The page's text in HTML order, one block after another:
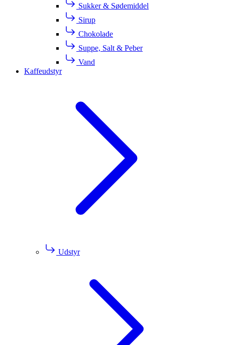
Sukker & Sødemiddel
Sirup
Chokolade
Suppe, Salt & Peber
Vand
Kaffeudstyr
Udstyr